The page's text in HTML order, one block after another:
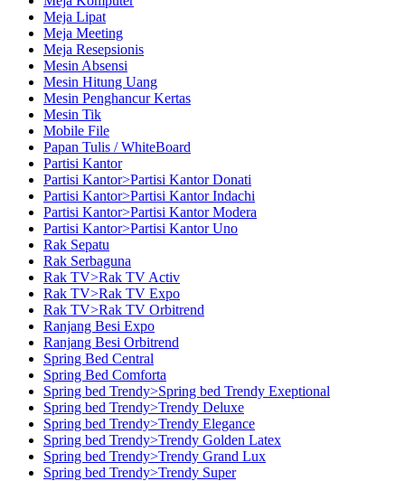
Meja Lipat
Meja Meeting
Meja Resepsionis
Mesin Absensi
Mesin Hitung Uang
Mesin Penghancur Kertas
Mesin Tik
Mobile File
Papan Tulis / WhiteBoard
Partisi Kantor
Partisi Kantor>Partisi Kantor Donati
Partisi Kantor>Partisi Kantor Indachi
Partisi Kantor>Partisi Kantor Modera
Partisi Kantor>Partisi Kantor Uno
Rak Sepatu
Rak Serbaguna
Rak TV>Rak TV Activ
Rak TV>Rak TV Expo
Rak TV>Rak TV Orbitrend
Ranjang Besi Expo
Ranjang Besi Orbitrend
Spring Bed Central
Spring Bed Comforta
Spring bed Trendy>Spring bed Trendy Exeptional
Spring bed Trendy>Trendy Deluxe
Spring bed Trendy>Trendy Elegance
Spring bed Trendy>Trendy Golden Latex
Spring bed Trendy>Trendy Grand Lux
Spring bed Trendy>Trendy Super